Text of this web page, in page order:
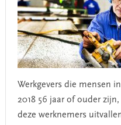
Werkgevers die mensen
2018 56 jaar of ouder
deze werknemers